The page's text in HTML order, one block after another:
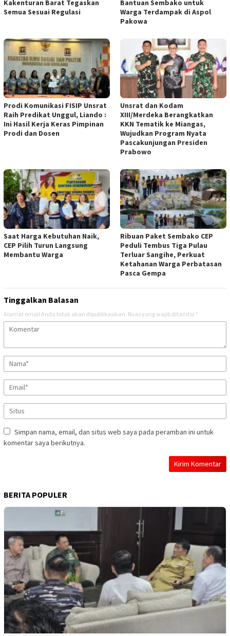
Kakenturan Barat Tegaskan
Semua Sesuai Regulasi
Bantuan Sembako untuk
Warga Terdampak di Aspol
Pakowa
Prodi Komunikasi FISIP Unsrat
Raih Predikat Unggul, Liando :
Ini Hasil Kerja Keras Pimpinan
Prodi dan Dosen
Unsrat dan Kodam
XIII/Merdeka Berangkatkan
KKN Tematik ke Miangas,
Wujudkan Program Nyata
Pascakunjungan Presiden
Prabowo
Saat Harga Kebutuhan Naik,
CEP Pilih Turun Langsung
Membantu Warga
Ribuan Paket Sembako CEP
Peduli Tembus Tiga Pulau
Terluar Sangihe, Perkuat
Ketahanan Warga Perbatasan
Pasca Gempa
Tinggalkan Balasan
Alamat email Anda tidak akan dipublikasikan. Ruas yang wajib ditandai *
Simpan nama, email, dan situs web saya pada peramban ini untuk
komentar saya berikutnya.
BERITA POPULER